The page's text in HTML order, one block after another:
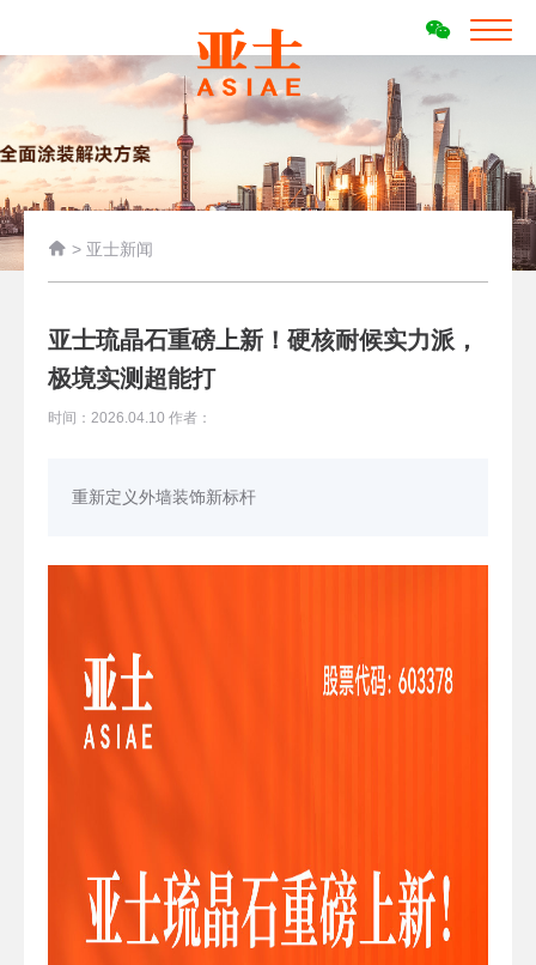
 > 亚士新闻
亚士琉晶石重磅上新！硬核耐候实力派，
极境实测超能打
时间：2026.04.10 作者：
重新定义外墙装饰新标杆